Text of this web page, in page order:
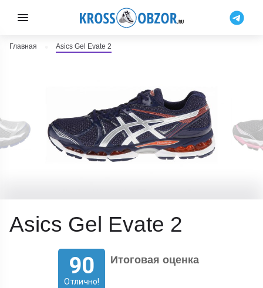
Главная Asics Gel Evate 2
Asics Gel Evate 2
90
Отлично!
Итоговая оценка